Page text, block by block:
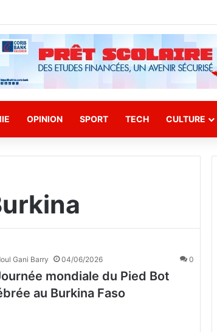
OPINION SPORT TECH CULTURE
Gani Barry 04/06/2026 0
mondiale du Pied Bot
au Burkina Faso